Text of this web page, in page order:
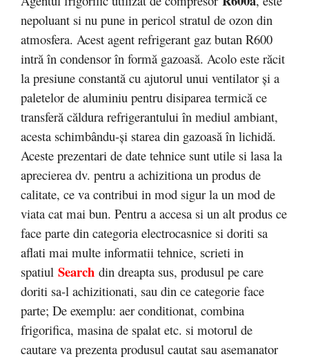
nepoluant si nu pune in pericol stratul de ozon din
atmosfera. Acest agent refrigerant gaz butan R600
intră în condensor în formă gazoasă. Acolo este răcit
la presiune constantă cu ajutorul unui ventilator şi a
paletelor de aluminiu pentru disiparea termică ce
transferă căldura refrigerantului în mediul ambiant,
acesta schimbându-şi starea din gazoasă în lichidă.
Aceste prezentari de date tehnice sunt utile si lasa la
aprecierea dv. pentru a achizitiona un produs de
calitate, ce va contribui in mod sigur la un mod de
viata cat mai bun. Pentru a accesa si un alt produs ce
face parte din categoria electrocasnice si doriti sa
aflati mai multe informatii tehnice, scrieti in
spatiul Search din dreapta sus, produsul pe care
doriti sa-l achizitionati, sau din ce categorie face
parte; De exemplu: aer conditionat, combina
frigorifica, masina de spalat etc. si motorul de
cautare va prezenta produsul cautat sau asemanator